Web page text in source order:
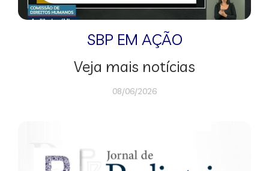
SBP EM AÇÃO
Veja mais notícias
08/06/2026